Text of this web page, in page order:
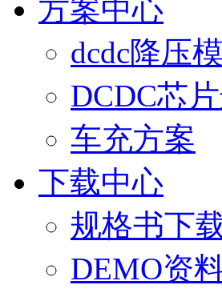
方案中心
dcdc降压
DCDC芯
车充方案
下载中心
规格书下
DEMO资